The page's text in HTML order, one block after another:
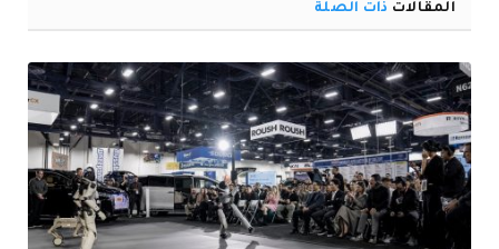
المقالات ذات الصلة